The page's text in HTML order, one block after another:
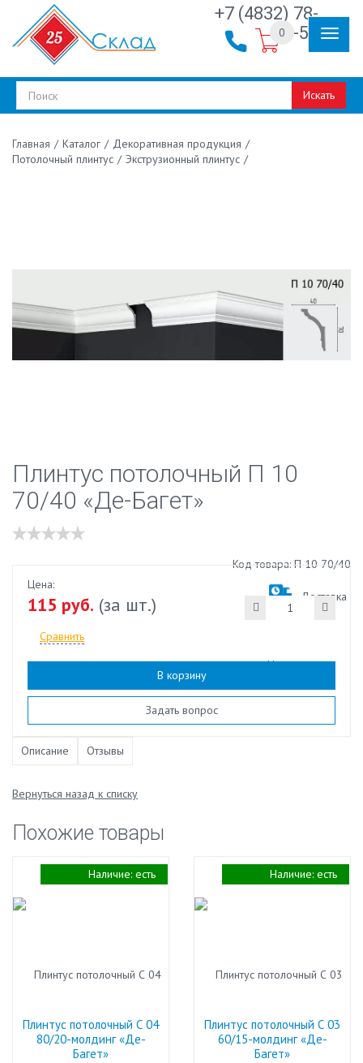
+7 (4832) 78-
30-50
Искать
0
Главная / Каталог / Декоративная продукция /
Потолочный плинтус / Экструзионный плинтус /
Плинтус потолочный П 10
70/40 «Де-Багет»
Наличие:есть
Код товара: П 10 70/40
Доставка
Цена:
115 руб. (за шт.)
Сравнить
В корзину
Задать вопрос
Описание Отзывы
Вернуться назад к списку
Похожие товары
Плинтус потолочный С 04
80/20-молдинг «Де-
Багет»
Наличие: есть
Плинтус потолочный С 03
60/15-молдинг «Де-
Багет»
Наличие: есть